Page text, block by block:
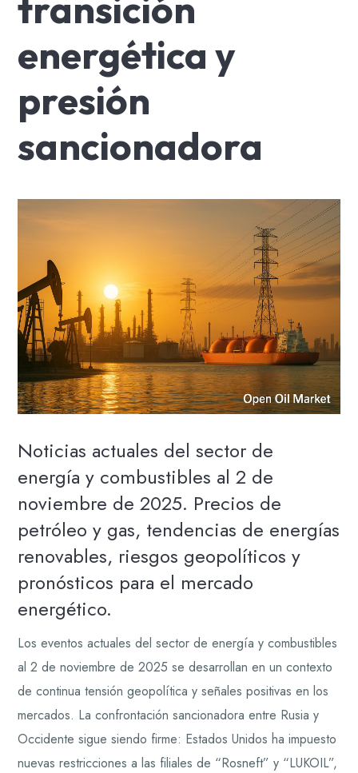
energética y
presión
sancionadora
Noticias actuales del sector de
energía y combustibles al 2 de
noviembre de 2025. Precios de
petróleo y gas, tendencias de energías
renovables, riesgos geopolíticos y
pronósticos para el mercado
energético.
Los eventos actuales del sector de energía y combustibles
al 2 de noviembre de 2025 se desarrollan en un contexto
de continua tensión geopolítica y señales positivas en los
mercados. La confrontación sancionadora entre Rusia y
Occidente sigue siendo firme: Estados Unidos ha impuesto
nuevas restricciones a las filiales de “Rosneft” y “LUKOIL”,